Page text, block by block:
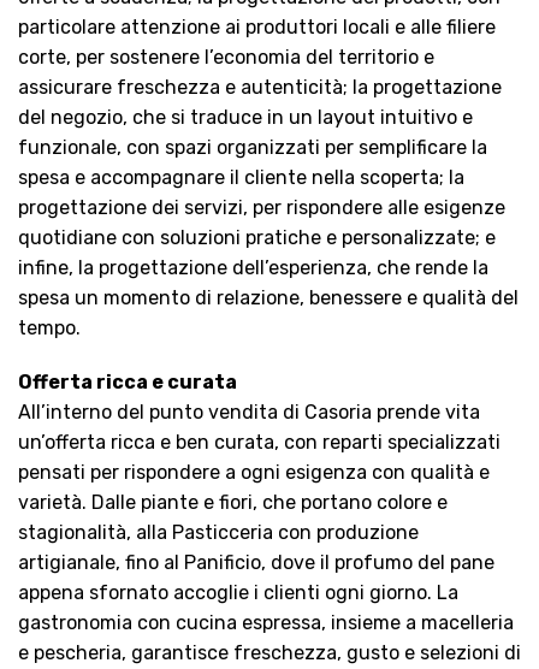
particolare attenzione ai produttori locali e alle filiere
corte, per sostenere l’economia del territorio e
assicurare freschezza e autenticità; la progettazione
del negozio, che si traduce in un layout intuitivo e
funzionale, con spazi organizzati per semplificare la
spesa e accompagnare il cliente nella scoperta; la
progettazione dei servizi, per rispondere alle esigenze
quotidiane con soluzioni pratiche e personalizzate; e
infine, la progettazione dell’esperienza, che rende la
spesa un momento di relazione, benessere e qualità del
tempo.
Offerta ricca e curata
All’interno del punto vendita di Casoria prende vita
un’offerta ricca e ben curata, con reparti specializzati
pensati per rispondere a ogni esigenza con qualità e
varietà. Dalle piante e fiori, che portano colore e
stagionalità, alla Pasticceria con produzione
artigianale, fino al Panificio, dove il profumo del pane
appena sfornato accoglie i clienti ogni giorno. La
gastronomia con cucina espressa, insieme a macelleria
e pescheria, garantisce freschezza, gusto e selezioni di